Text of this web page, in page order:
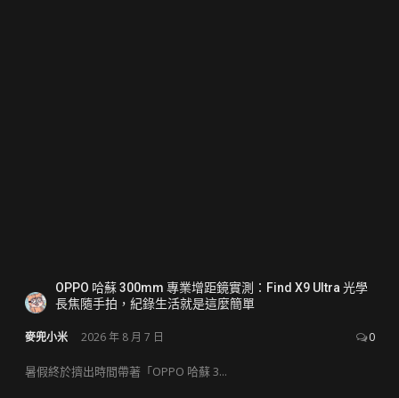
OPPO 哈蘇 300mm 專業增距鏡實測：Find X9 Ultra 光學
長焦隨手拍，紀錄生活就是這麼簡單
麥兜小米 2026 年 8 月 7 日 0
暑假終於擠出時間帶著「OPPO 哈蘇 3...